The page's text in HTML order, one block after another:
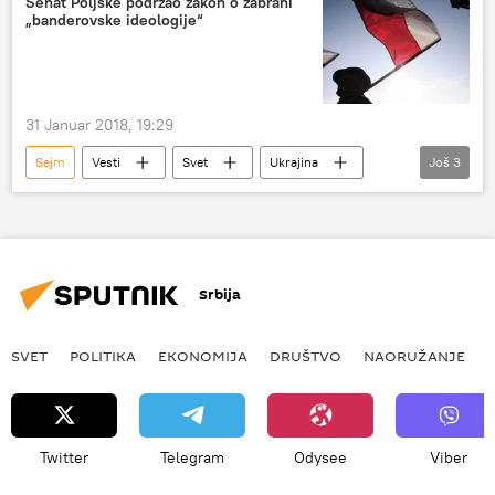
„banderovske ideologije“
31 Januar 2018, 19:29
Sejm Vesti Svet
Ukrajina
Poljska
banderovska ideologija
Još 3
Srbija
SVET POLITIKA EKONOMIJA DRUŠTVO NAORUŽANJE
Twitter Telegram Odysee Viber